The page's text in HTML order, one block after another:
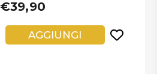
€39,90
AGGIUNGI